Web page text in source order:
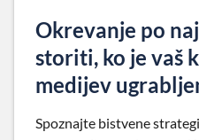
Okrevanje po
storiti, ko je vaš
medijev
Spoznajte bistvene